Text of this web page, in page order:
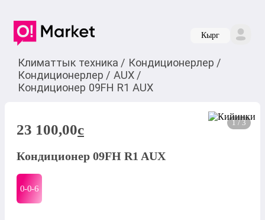
Кырг
Климаттык техника / Кондиционерлер /
Кондиционерлер / AUX /
Кондиционер 09FH R1 AUX
1 / 3
23 100,00c
Кондиционер 09FH R1 AUX
0-0-6